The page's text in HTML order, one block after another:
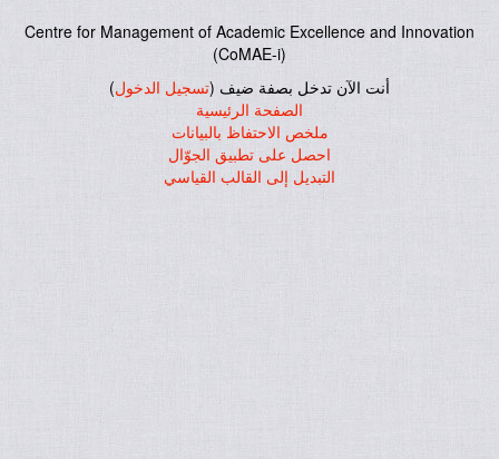
Centre for Management of Academic Excellence and Innovation
(CoMAE-i)
أنت الآن تدخل بصفة ضيف (تسجيل الدخول)
الصفحة الرئيسية
ملخص الاحتفاظ بالبيانات
احصل على تطبيق الجوّال
التبديل إلى القالب القياسي